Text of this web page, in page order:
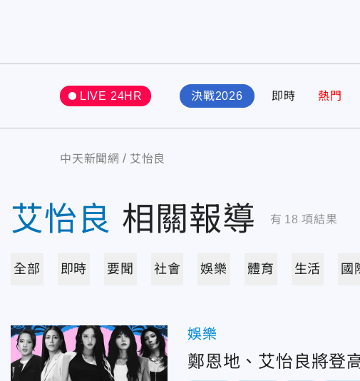
LIVE 24HR 決戰2026 即時 熱門
中天新聞網 艾怡良
艾怡良 相關報導 有 18 項結果
全部 即時 要聞 社會 娛樂 體育 生活 國
娛樂
鄭恩地、艾怡良將登